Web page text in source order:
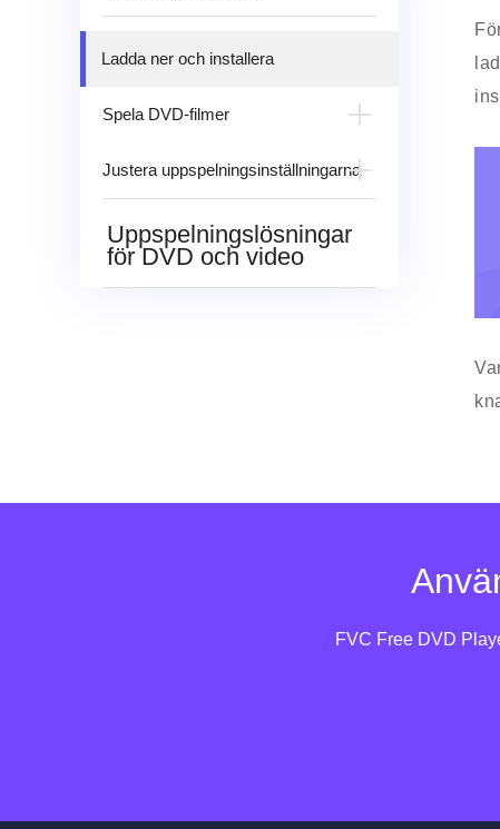
Ladda ner och installera
Spela DVD-filmer
Öppna DVD-skiva / fil
Kontrollera
uppspelningsprocessen
Ändra ljud- / undertextspår
Justera uppspelningsinställningarna
Justera inställningar
Uppspelningslösningar
för DVD och video
FVC Free DVD